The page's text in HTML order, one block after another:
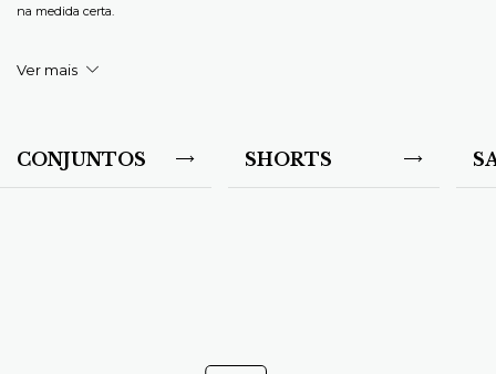
na medida certa.
Versátil e elegante, pode ser usado tanto em produções mais formais quanto em
Detalhes:
Ver mais
CONJUNTOS SHORTS